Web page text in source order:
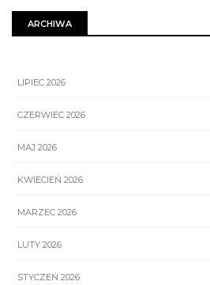
ARCHIWA
LIPIEC 2026
CZERWIEC 2026
MAJ 2026
KWIECIEŃ 2026
MARZEC 2026
LUTY 2026
STYCZEŃ 2026